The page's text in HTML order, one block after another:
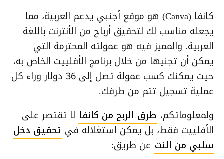
كانفا (Canva) هو موقع أجنبي يدعم العربية، مما
يجعله مناسب لك لتحقيق أرباح من الأنترنت باللغة
العربية. والمميز فيه هو عمولته المحترمة التي
يمكن أن تجنيها من خلال برنامج الأفلييت الخاص به،
حيث يمكنك كسب عمولة تصل إلى 36 دولار وراء كل
عملية تسجيل تتم من طرفك.
ولمعلوماتكم، طرق الربح من كانفا لا تقتصر على
الأفلييت فقط، بل يمكن استغلاله في تحقيق دخل
سلبي من النت عن طريق: